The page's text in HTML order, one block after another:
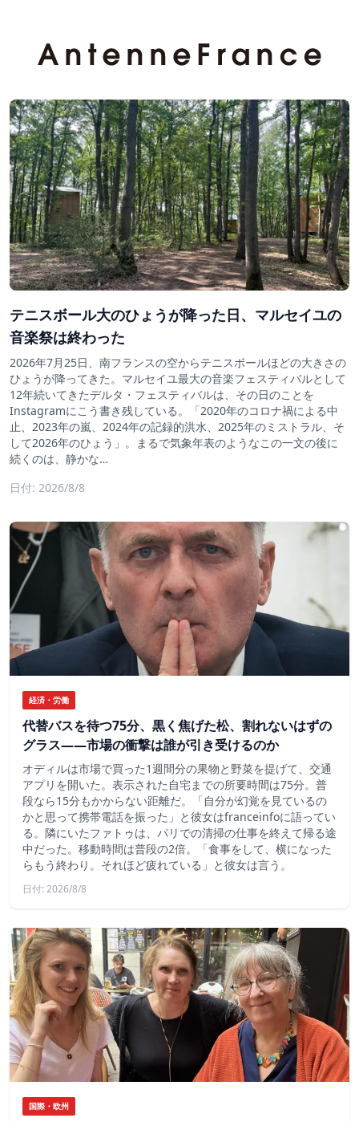
テニスボール大のひょうが降った日、マルセイユの
音楽祭は終わった
2026年7月25日、南フランスの空からテニスボールほどの大きさの
ひょうが降ってきた。マルセイユ最大の音楽フェスティバルとして
12年続いてきたデルタ・フェスティバルは、その日のことを
Instagramにこう書き残している。「2020年のコロナ禍による中
止、2023年の嵐、2024年の記録的洪水、2025年のミストラル、そ
して2026年のひょう」。まるで気象年表のようなこの一文の後に
続くのは、静かな…
日付: 2026/8/8
経済・労働
代替バスを待つ75分、黒く焦げた松、割れないはずの
グラス——市場の衝撃は誰が引き受けるのか
オディルは市場で買った1週間分の果物と野菜を提げて、交通
アプリを開いた。表示された自宅までの所要時間は75分。普
段なら15分もかからない距離だ。「自分が幻覚を見ているの
かと思って携帯電話を振った」と彼女はfranceinfoに語ってい
る。隣にいたファトゥは、パリでの清掃の仕事を終えて帰る途
中だった。移動時間は普段の2倍。「食事をして、横になった
らもう終わり。それほど疲れている」と彼女は言う。
日付: 2026/8/8
国際・欧州